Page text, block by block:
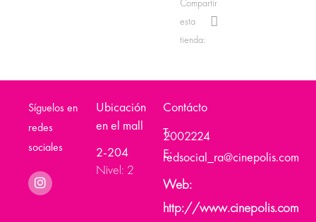
Compartir
esta
tienda:
Síguelos en
redes
sociales
Ubicación
en el mall
2-204
Nivel: 2
Contácto
T:
2002224
E:
redsocial_ra@cinepolis.com
Web:
http://www.cinepolis.com